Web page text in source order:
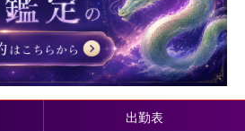
出勤表